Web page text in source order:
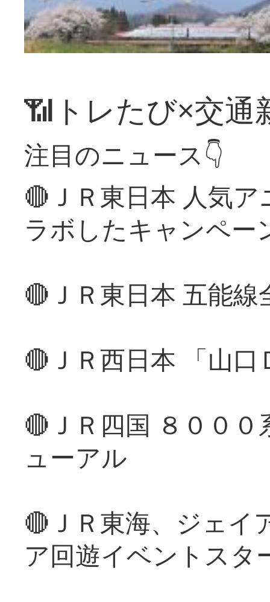
📶トレたび×交通
注目のニュース👇
🔴ＪＲ東日本 人気
ラボしたキャンペー
🔴ＪＲ東日本 五能
🔴ＪＲ西日本 「山
🔴ＪＲ四国 ８００
ューアル
🔴ＪＲ東海、ジェイ
ア回遊イベントスタ